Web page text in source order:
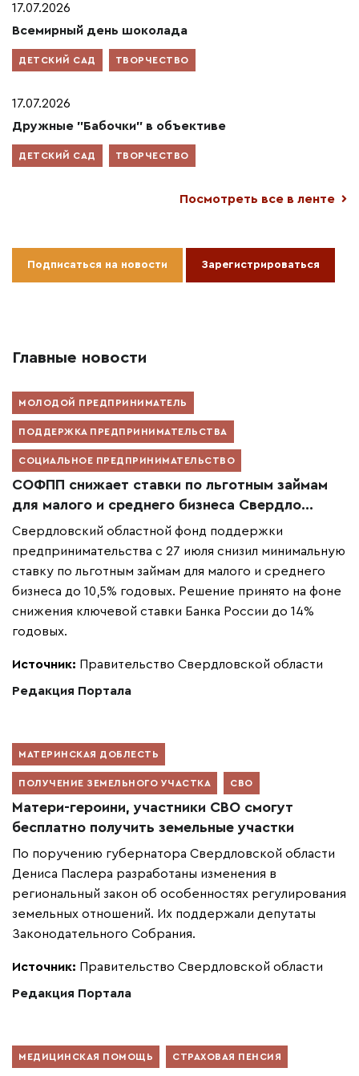
17.07.2026
Всемирный день шоколада
ДЕТСКИЙ САД ТВОРЧЕСТВО
17.07.2026
Дружные "Бабочки" в объективе
ДЕТСКИЙ САД ТВОРЧЕСТВО
Посмотреть все в ленте
Подписаться на новости Зарегистрироваться
Главные новости
МОЛОДОЙ ПРЕДПРИНИМАТЕЛЬ
ПОДДЕРЖКА ПРЕДПРИНИМАТЕЛЬСТВА
СОЦИАЛЬНОЕ ПРЕДПРИНИМАТЕЛЬСТВО
СОФПП снижает ставки по льготным займам
для малого и среднего бизнеса Свердло...
Свердловский областной фонд поддержки
предпринимательства с 27 июля снизил минимальную
ставку по льготным займам для малого и среднего
бизнеса до 10,5% годовых. Решение принято на фоне
снижения ключевой ставки Банка России до 14%
годовых.
Источник: Правительство Свердловской области
Редакция Портала
МАТЕРИНСКАЯ ДОБЛЕСТЬ
ПОЛУЧЕНИЕ ЗЕМЕЛЬНОГО УЧАСТКА СВО
Матери-героини, участники СВО смогут
бесплатно получить земельные участки
По поручению губернатора Свердловской области
Дениса Паслера разработаны изменения в
региональный закон об особенностях регулирования
земельных отношений. Их поддержали депутаты
Законодательного Собрания.
Источник: Правительство Свердловской области
Редакция Портала
МЕДИЦИНСКАЯ ПОМОЩЬ СТРАХОВАЯ ПЕНСИЯ